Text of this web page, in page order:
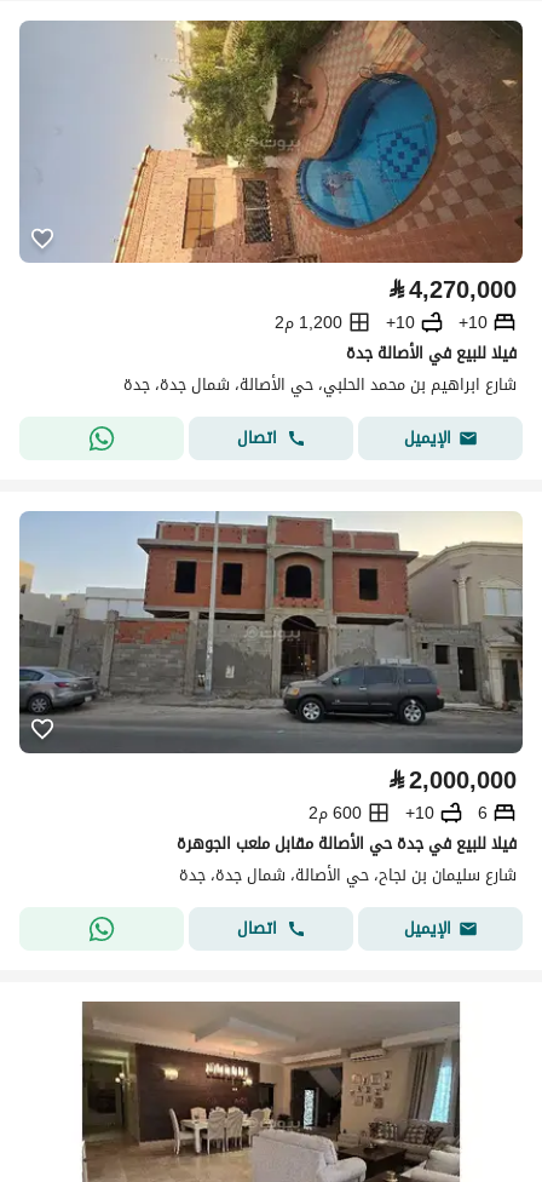
⃁4,270,000
10+
10+
1,200 م2
فيلا للبيع في الأصالة جدة
شارع ابراهيم بن محمد الحلبي، حي الأصالة، شمال جدة، جدة
الإيميل
اتصال
⃁2,000,000
6
10+
600 م2
فيلا للبيع في جدة حي الأصالة مقابل ملعب الجوهرة
شارع سليمان بن نجاح، حي الأصالة، شمال جدة، جدة
الإيميل
اتصال